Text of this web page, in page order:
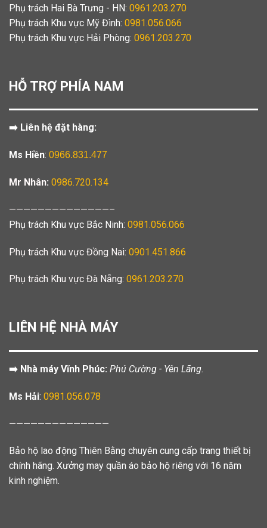
Phụ trách Hai Bà Trưng - HN: 0961.203.270
Phụ trách Khu vực Mỹ Đình: 0981.056.066
Phụ trách Khu vực Hải Phòng: 0961.203.270
HỖ TRỢ PHÍA NAM
➡️ Liên hệ đặt hàng:
Ms Hiền: 0966.831.477
Mr Nhân: 0986.720.134
——————————————–
Phụ trách Khu vực Bắc Ninh: 0981.056.066
Phụ trách Khu vực Đồng Nai: 0901.451.866
Phụ trách Khu vực Đà Nẵng: 0961.203.270
LIÊN HỆ NHÀ MÁY
➡️ Nhà máy Vĩnh Phúc: Phú Cường - Yên Lãng.
Ms Hải: 0981.056.078
——————————————
Bảo hộ lao động Thiên Bằng chuyên cung cấp trang thiết bị
chính hãng. Xưởng may quần áo bảo hộ riêng với 16 năm
kinh nghiệm.